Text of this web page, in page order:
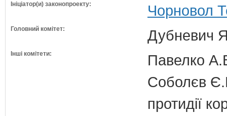
Ініціатор(и) законопроекту: Чорновол
Головний комітет: Дубневич
Інші комітети:
Павелко
Соболєв
протидії